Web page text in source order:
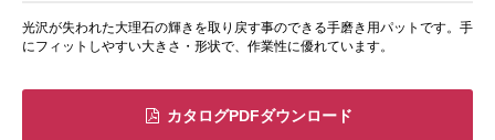
光沢が失われた大理石の輝きを取り戻す事のできる手磨き用パットです。手
にフィットしやすい大きさ・形状で、作業性に優れています。
カタログPDFダウンロード